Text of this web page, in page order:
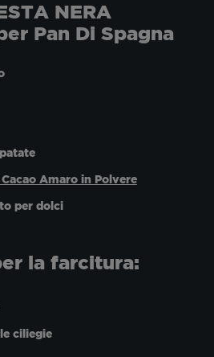
NERA
Pan Di Spagna
Amaro in Polvere
per dolci
la farcitura:
ciliegie